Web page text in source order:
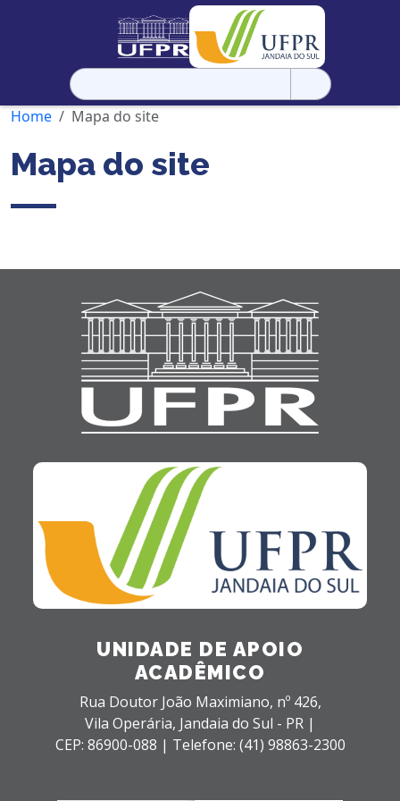
Pesquisar
por:
Home
Mapa do site
Mapa do site
UNIDADE DE APOIO
ACADÊMICO
Rua Doutor João Maximiano, nº 426,
Vila Operária, Jandaia do Sul - PR |
CEP: 86900-088 | Telefone: (41) 98863-2300